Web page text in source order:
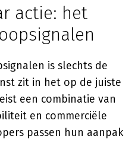
actie: het
is slechts de
zit in het op de juiste
een combinatie van
en commerciële
passen hun aanpak